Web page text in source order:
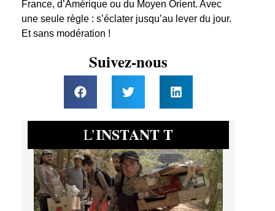
France, d’Amérique ou du Moyen Orient. Avec
une seule règle : s’éclater jusqu’au lever du jour.
Et sans modération !
Suivez-nous
L’INSTANT T